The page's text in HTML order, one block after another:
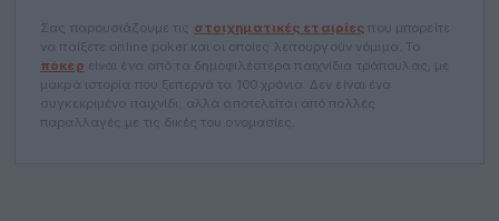
Σας παρουσιάζουμε τις στοιχηματικές εταιρίες που μπορείτε
να παίξετε online poker και οι οποίες λειτουργούν νόμιμα. Το
πόκερ είναι ένα από τα δημοφιλέστερα παιχνίδια τράπουλας, με
μακρά ιστορία που ξεπερνά τα 100 χρόνια. Δεν είναι ένα
συγκεκριμένο παιχνίδι, αλλά αποτελείται από πολλές
παραλλαγές με τις δικές του ονομασίες.